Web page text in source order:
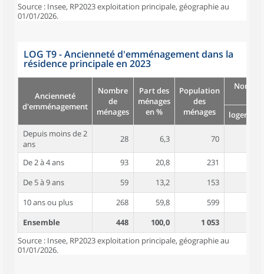
Source : Insee, RP2023 exploitation principale, géographie au
01/01/2026.
LOG T9 - Ancienneté d'emménagement dans la
résidence principale en 2023
Ancienneté
d'emménagement
Nombre
de
ménages
Part des
ménages
en %
Population
des
ménages
logement
Depuis moins de 2
ans
28 6,3 70
De 2 à 4 ans 93 20,8 231
De 5 à 9 ans
59 13,2 153
10 ans ou plus
268 59,8 599
Ensemble
448 100,0 1 053
Source : Insee, RP2023 exploitation principale, géographie au
01/01/2026.